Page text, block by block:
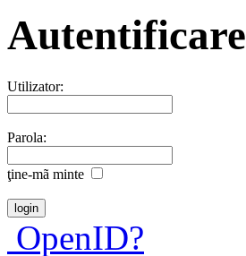
Autentificare
Utilizator:
Parola:
ţine-mã minte
OpenID?